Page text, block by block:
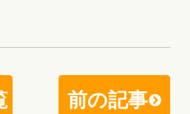
前の記事